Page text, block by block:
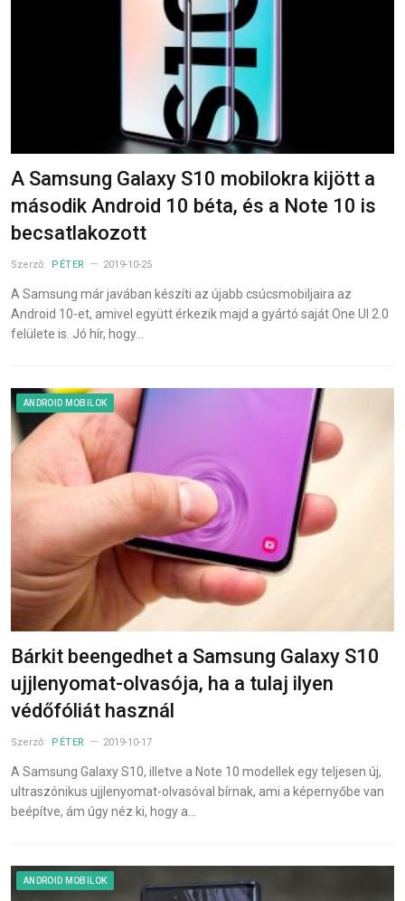
A Samsung Galaxy S10 mobilokra kijött a
második Android 10 béta, és a Note 10 is
becsatlakozott
Szerző: PÉTER 2019-10-25
A Samsung már javában készíti az újabb csúcsmobiljaira az
Android 10-et, amivel együtt érkezik majd a gyártó saját One UI 2.0
felülete is. Jó hír, hogy…
ANDROID MOBILOK
Bárkit beengedhet a Samsung Galaxy S10
ujjlenyomat-olvasója, ha a tulaj ilyen
védőfóliát használ
Szerző: PÉTER 2019-10-17
A Samsung Galaxy S10, illetve a Note 10 modellek egy teljesen új,
ultraszónikus ujjlenyomat-olvasóval bírnak, ami a képernyőbe van
beépítve, ám úgy néz ki, hogy a…
ANDROID MOBILOK